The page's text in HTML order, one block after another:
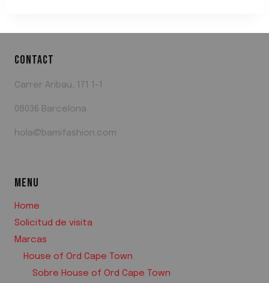
CONTACT
Carrer Aribau, 171 1-1
08036 Barcelona
hola@bamifashion.com
MENU
Home
Solicitud de visita
Marcas
House of Ord Cape Town
Sobre House of Ord Cape Town